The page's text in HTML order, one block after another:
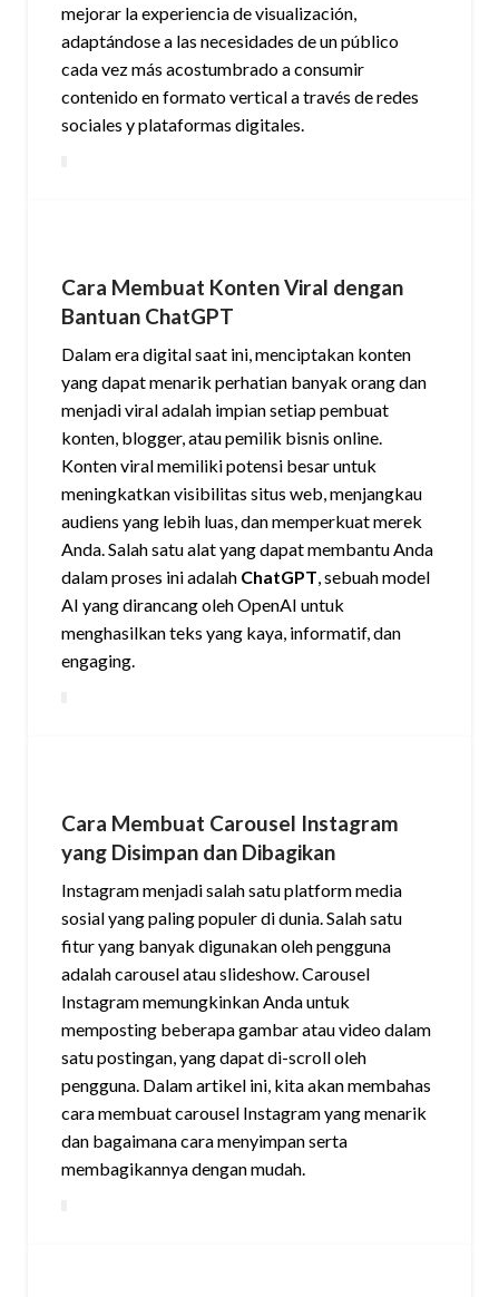
mejorar la experiencia de visualización,
adaptándose a las necesidades de un público
cada vez más acostumbrado a consumir
contenido en formato vertical a través de redes
sociales y plataformas digitales.
Cara Membuat Konten Viral dengan
Bantuan ChatGPT
Dalam era digital saat ini, menciptakan konten
yang dapat menarik perhatian banyak orang dan
menjadi viral adalah impian setiap pembuat
konten, blogger, atau pemilik bisnis online.
Konten viral memiliki potensi besar untuk
meningkatkan visibilitas situs web, menjangkau
audiens yang lebih luas, dan memperkuat merek
Anda. Salah satu alat yang dapat membantu Anda
dalam proses ini adalah ChatGPT , sebuah model
AI yang dirancang oleh OpenAI untuk
menghasilkan teks yang kaya, informatif, dan
engaging.
Cara Membuat Carousel Instagram
yang Disimpan dan Dibagikan
Instagram menjadi salah satu platform media
sosial yang paling populer di dunia. Salah satu
fitur yang banyak digunakan oleh pengguna
adalah carousel atau slideshow. Carousel
Instagram memungkinkan Anda untuk
memposting beberapa gambar atau video dalam
satu postingan, yang dapat di-scroll oleh
pengguna. Dalam artikel ini, kita akan membahas
cara membuat carousel Instagram yang menarik
dan bagaimana cara menyimpan serta
membagikannya dengan mudah.